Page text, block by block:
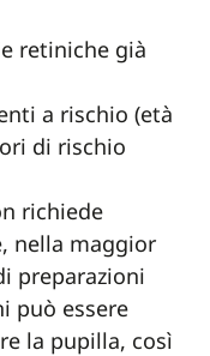
retiniche già
a rischio (età
di rischio
richiede
nella maggior
preparazioni
può essere
la pupilla, così